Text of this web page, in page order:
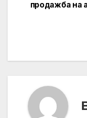
продажба на